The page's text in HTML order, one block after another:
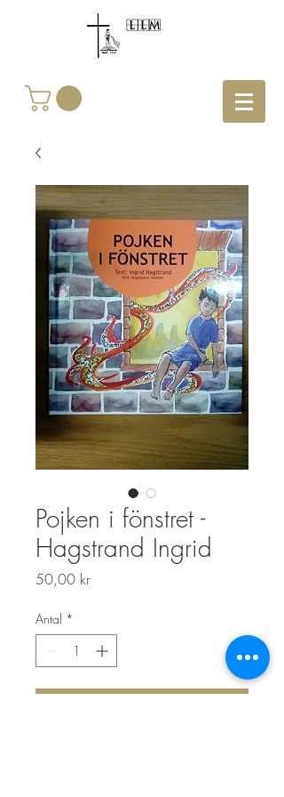
Pojken i fönstret -
Hagstrand Ingrid
50,00 krPris
Antal *